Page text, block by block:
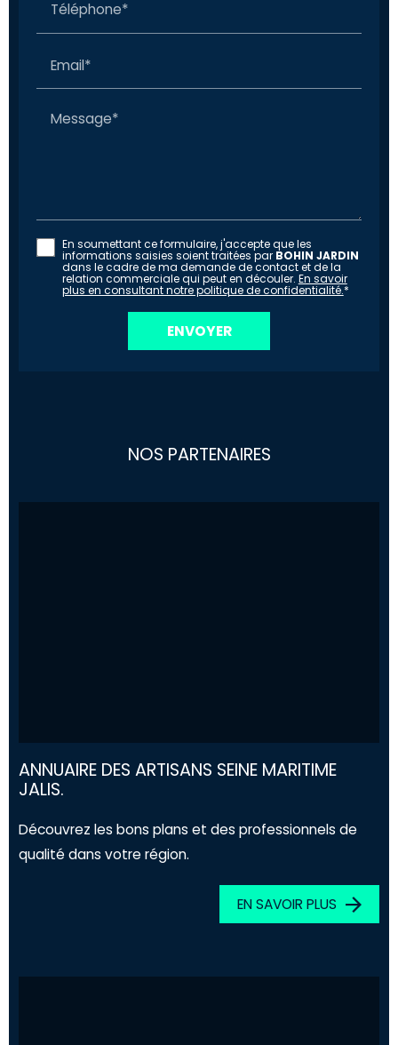
Téléphone*
Email*
Message*
En soumettant ce formulaire, j'accepte que les
informations saisies soient traitées par BOHIN JARDIN
dans le cadre de ma demande de contact et de la
relation commerciale qui peut en découler. En savoir
plus en consultant notre politique de confidentialité.*
NOS PARTENAIRES
ANNUAIRE DES ARTISANS SEINE MARITIME
JALIS.
Découvrez les bons plans et des professionnels de
qualité dans votre région.
EN SAVOIR PLUS